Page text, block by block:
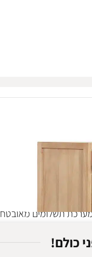
תשלומים מאובטחת
כולם!